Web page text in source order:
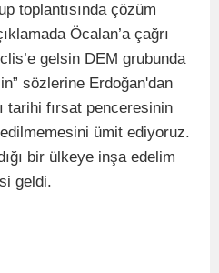
toplantısında çözüm
Öcalan’a çağrı
gelsin DEM grubunda
sözlerine Erdoğan'dan
tarihi fırsat penceresinin
ümit ediyoruz.
bir ülkeye inşa edelim
geldi.